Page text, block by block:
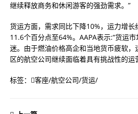
继续释放商务和休闲游客的强劲需求。”
货运方面，需求同比下降10%，运力增
11.6个百分点至64%。AAPA表示:“货运
迷。由于燃油价格高企和当地货币疲软
区的航空公司继续面临着具有挑战性的运
标签： 客座/航空公司/货运/